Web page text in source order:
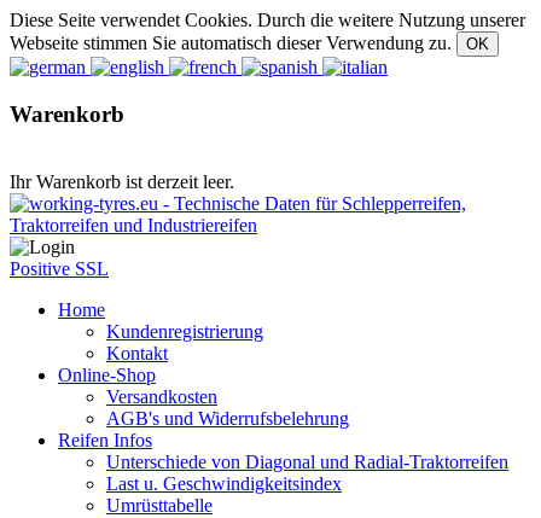
Diese Seite verwendet Cookies. Durch die weitere Nutzung unserer
Webseite stimmen Sie automatisch dieser Verwendung zu.
Warenkorb
Ihr Warenkorb ist derzeit leer.
Positive SSL
Home
Kundenregistrierung
Kontakt
Online-Shop
Versandkosten
AGB's und Widerrufsbelehrung
Reifen Infos
Unterschiede von Diagonal und Radial-Traktorreifen
Last u. Geschwindigkeitsindex
Umrüsttabelle